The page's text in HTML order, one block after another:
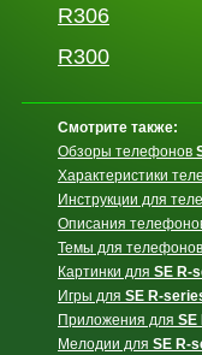
R306
R300
Смотрите также:
Обзоры телефонов
Характеристики
Инструкции для
Описания
Темы для телефонов
Картинки для SE R-
Игры для SE R-
Приложения для SE
Мелодии для SE R-